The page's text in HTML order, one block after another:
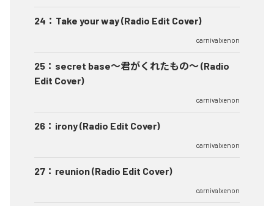
24 ： Take your way (Radio Edit Cover)
carnivalxenon
25 ： secret base〜君がくれたもの〜 (Radio
Edit Cover)
carnivalxenon
26 ： irony (Radio Edit Cover)
carnivalxenon
27 ： reunion (Radio Edit Cover)
carnivalxenon